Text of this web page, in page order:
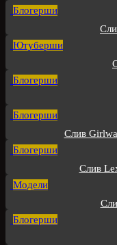
Блогерши
Ютуберши
Блогерши
Блогерши
Слив
Блогерши
Слив
Модели
Блогерши